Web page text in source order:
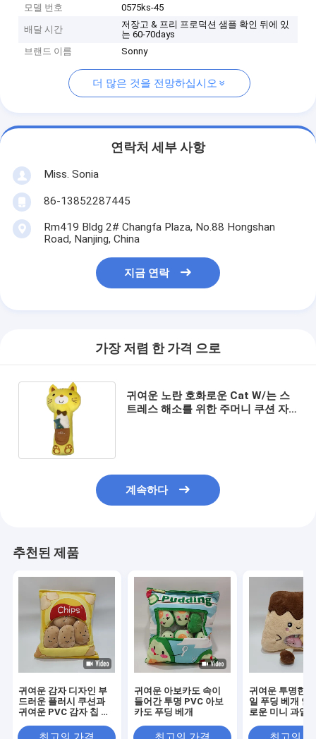
모델 번호
0575ks-45
배달 시간
저장고 & 프리 프로덕션 샘플 확인 뒤에 있
는 60-70days
브랜드 이름
Sonny
더 많은 것을 전망하십시오
연락처 세부 사항
Miss. Sonia
86-13852287445
Rm419 Bldg 2# Changfa Plaza, No.88 Hongshan
Road, Nanjing, China
지금 연락
가장 저렴 한 가격 으로
귀여운 노란 호화로운 Cat W/는 스
트레스 해소를 위한 주머니 쿠션 자
계속하다
추천된 제품
귀여운 감자 디자인 부
드러운 플러시 쿠션과
귀여운 PVC 감자 칩 베
귀여운 아보카도 속이
들어간 투명 PVC 아보
카도 푸딩 베개
귀여운 투명한
일 푸딩 베개 안
로운 미니 과일